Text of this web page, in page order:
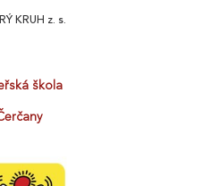
KRUH z. s.
škola